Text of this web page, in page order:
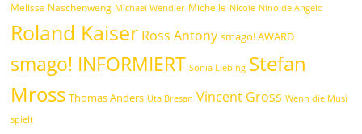
Melissa Naschenweng Michael Wendler Michelle Nicole Nino de Angelo
Roland Kaiser Ross Antony smago! AWARD
smago! INFORMIERT Sonia Liebing Stefan
Mross Thomas Anders Uta Bresan Vincent Gross Wenn die Musi
spielt